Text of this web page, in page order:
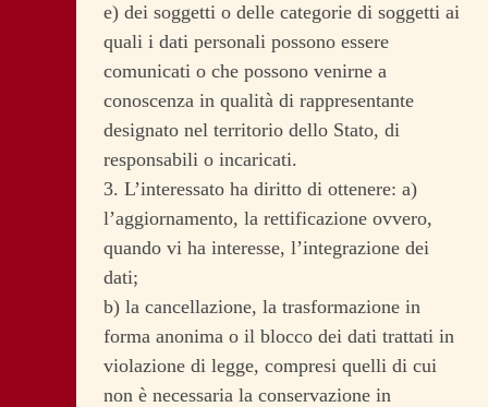
e) dei soggetti o delle categorie di soggetti ai
quali i dati personali possono essere
comunicati o che possono venirne a
conoscenza in qualità di rappresentante
designato nel territorio dello Stato, di
responsabili o incaricati.
3. L’interessato ha diritto di ottenere: a)
l’aggiornamento, la rettificazione ovvero,
quando vi ha interesse, l’integrazione dei
dati;
b) la cancellazione, la trasformazione in
forma anonima o il blocco dei dati trattati in
violazione di legge, compresi quelli di cui
non è necessaria la conservazione in